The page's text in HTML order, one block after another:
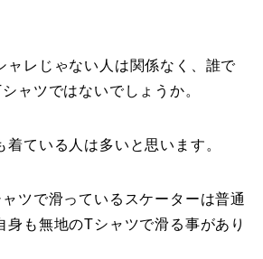
ャレじゃない人は関係なく、誰で
ャツではないでしょうか。
着ている人は多いと思います。
ツで滑っているスケーターは普通
身も無地のTシャツで滑る事があり